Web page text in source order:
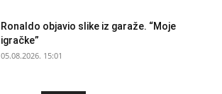
Ronaldo objavio slike iz garaže. “Moje
igračke”
05.08.2026. 15:01